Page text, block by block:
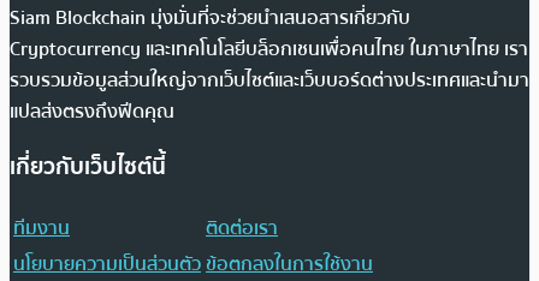
Siam Blockchain มุ่งมั่นที่จะช่วยนำเสนอสารเกี่ยวกับ
Cryptocurrency และเทคโนโลยีบล็อกเชนเพื่อคนไทย ในภาษาไทย เรา
รวบรวมข้อมูลส่วนใหญ่จากเว็บไซต์และเว็บบอร์ดต่างประเทศและนำมา
แปลส่งตรงถึงฟีดคุณ
เกี่ยวกับเว็บไซต์นี้
ทีมงาน
ติดต่อเรา
นโยบายความเป็นส่วนตัวข้อตกลงในการใช้งาน